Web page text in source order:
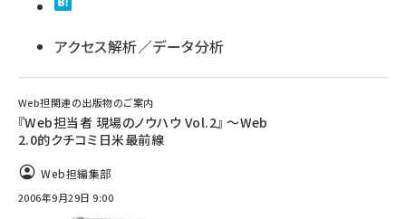
アクセス解析／データ分析
Web担関連の出版物のご案内
『Web担当者 現場のノウハウ Vol.2』 ～Web
2.0的クチコミ日米最前線
Web担編集部
2006年9月29日 9:00